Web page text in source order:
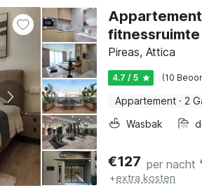
fitnessruimte
Pireas, Attica
4.7 / 5 (10
Appartement · 2
Wasbak
€127 per nacht
+extra kosten